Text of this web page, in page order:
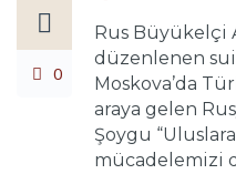
0
Rus Büyükelçi
düzenlenen
Moskova’da
araya gelen
Şoygu
mücadelemizi